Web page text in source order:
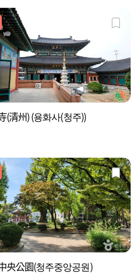
(清州) (용화사(청주))
央公園(청주중앙공원)